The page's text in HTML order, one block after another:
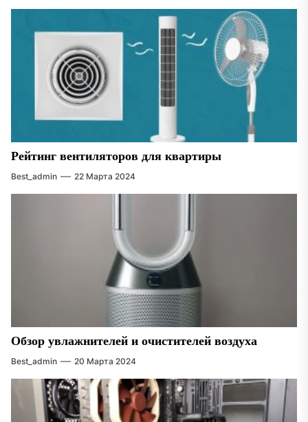
Рейтинг вентиляторов для квартиры
Best_admin 22 Марта 2024
Обзор увлажнителей и очистителей воздуха
Best_admin 20 Марта 2024